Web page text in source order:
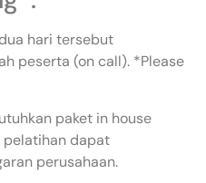
hari tersebut
peserta (on call). *Please
paket in house
pelatihan dapat
perusahaan.